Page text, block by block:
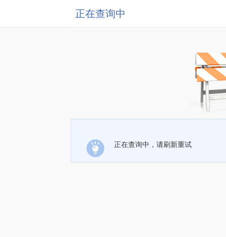
正在查询中
正在查询中，请刷新重试